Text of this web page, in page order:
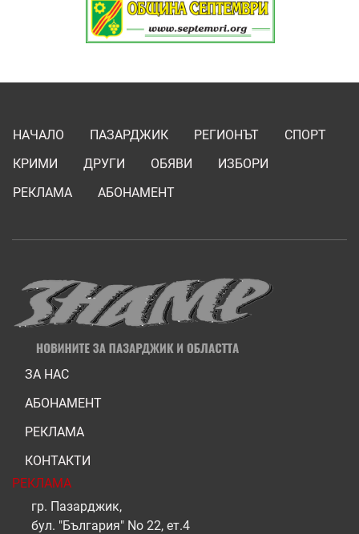
НАЧАЛО ПАЗАРДЖИК РЕГИОНЪТ
СПОРТ
КРИМИ
ДРУГИ ОБЯВИ
ИЗБОРИ
РЕКЛАМА
АБОНАМЕНТ
ЗА НАС
АБОНАМЕНТ
РЕКЛАМА
КОНТАКТИ
РЕКЛАМА
гр. Пазарджик,
бул. "България" No 22, ет.4